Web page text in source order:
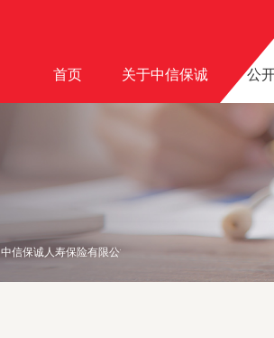
首页 关于中信保诚 公
中信保诚人寿保险有限公司惠州中心支公司换发《保险许